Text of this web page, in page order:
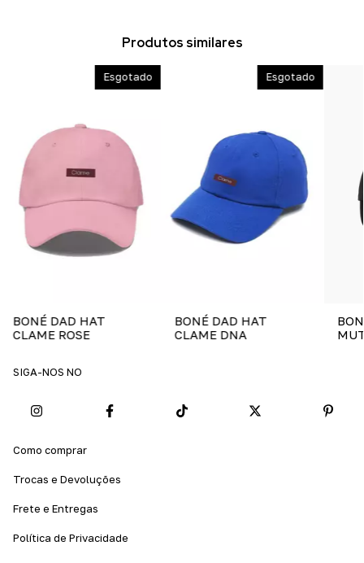
Produtos similares
Esgotado
BONÉ DAD HAT
CLAME ROSE
Esgotado
BONÉ DAD HAT
CLAME DNA
SIGA-NOS NO
Como comprar
Trocas e Devoluções
Frete e Entregas
Política de Privacidade